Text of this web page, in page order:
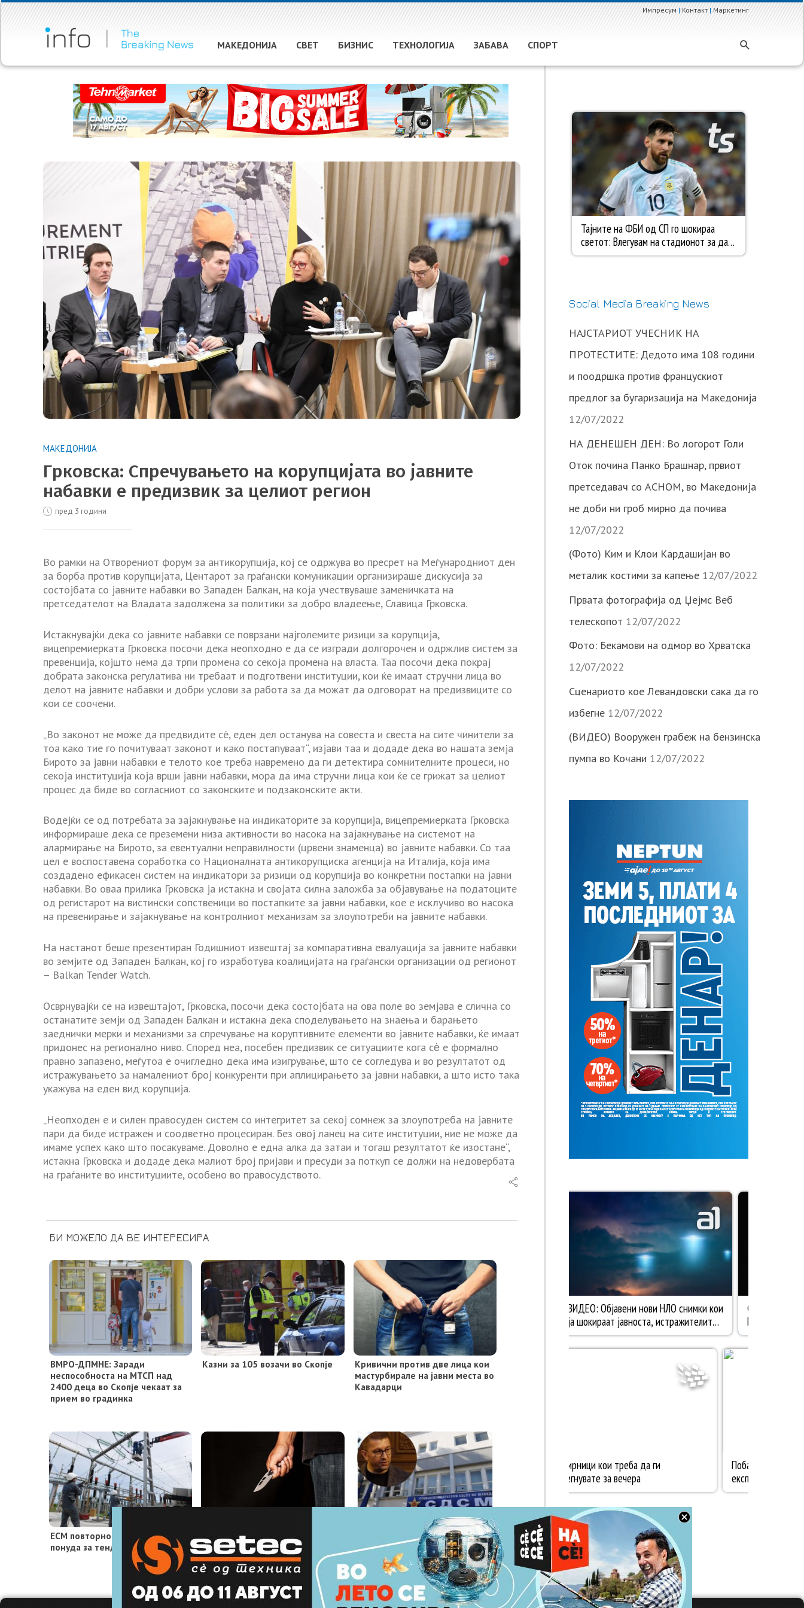
Импресум|Контакт|Маркетинг
МАКЕДОНИЈА СВЕТ БИЗНИС ТЕХНОЛОГИЈА ЗАБАВА СПОРТ
МАКЕДОНИЈА
Грковска: Спречувањето на корупцијата во јавните
набавки е предизвик за целиот регион
пред 3 години
Во рамки на Отворениот форум за антикорупција, кој се одржува во пресрет на Меѓународниот ден
за борба против корупцијата, Центарот за граѓански комуникации организираше дискусија за
состојбата со јавните набавки во Западен Балкан, на која учествуваше заменичката на
претседателот на Владата задолжена за политики за добро владеење, Славица Грковска.
Истакнувајќи дека со јавните набавки се поврзани најголемите ризици за корупција,
вицепремиерката Грковска посочи дека неопходно е да се изгради долгорочен и одржлив систем за
превенција, којшто нема да трпи промена со секоја промена на власта. Таа посочи дека покрај
добрата законска регулатива ни требаат и подготвени институции, кои ќе имаат стручни лица во
делот на јавните набавки и добри услови за работа за да можат да одговорат на предизвиците со
кои се соочени.
„Во законот не може да предвидите сè, еден дел останува на совеста и свеста на сите чинители за
тоа како тие го почитуваат законот и како постапуваат“, изјави таа и додаде дека во нашата земја
Бирото за јавни набавки е телото кое треба навремено да ги детектира сомнителните процеси, но
секоја институција која врши јавни набавки, мора да има стручни лица кои ќе се грижат за целиот
процес да биде во согласниот со законските и подзаконските акти.
Водејќи се од потребата за зајакнување на индикаторите за корупција, вицепремиерката Грковска
информираше дека се преземени низа активности во насока на зајакнување на системот на
алармирање на Бирото, за евентуални неправилности (црвени знаменца) во јавните набавки. Со таа
цел е воспоставена соработка со Националната антикорупциска агенција на Италија, која има
создадено ефикасен систем на индикатори за ризици од корупција во конкретни постапки на јавни
набавки. Во оваа прилика Грковска ја истакна и својата силна заложба за објавување на податоците
од регистарот на вистински сопственици во постапките за јавни набавки, кое е исклучиво во насока
на превенирање и зајакнување на контролниот механизам за злоупотреби на јавните набавки.
На настанот беше презентиран Годишниот извештај за компаративна евалуација за јавните набавки
во земјите од Западен Балкан, кој го изработува коалицијата на граѓански организации од регионот
– Balkan Tender Watch.
Осврнувајќи се на извештајот, Грковска, посочи дека состојбата на ова поле во земјава е слична со
останатите земји од Западен Балкан и истакна дека споделувањето на знаења и барањето
заеднички мерки и механизми за спречување на коруптивните елементи во јавните набавки, ќе имаат
придонес на регионално ниво. Според неа, посебен предизвик се ситуациите кога сѐ е формално
правно запазено, меѓутоа е очигледно дека има изигрување, што се согледува и во резултатот од
истражувањето за намалениот број конкуренти при аплицирањето за јавни набавки, а што исто така
укажува на еден вид корупција.
„Неопходен е и силен правосуден систем со интегритет за секој сомнеж за злоупотреба на јавните
пари да биде истражен и соодветно процесиран. Без овој ланец на сите институции, ние не може да
имаме успех како што посакуваме. Доволно е една алка да затаи и тогаш резултатот ќе изостане“,
истакна Грковска и додаде дека малиот број пријави и пресуди за поткуп се должи на недовербата
на граѓаните во институциите, особено во правосудството.
БИ МОЖЕЛО ДА ВЕ ИНТЕРЕСИРА
ВМРО-ДПМНЕ: Заради
неспособноста на МТСП над
2400 деца во Скопје чекаат за
прием во градинка
Казни за 105 возачи во Скопје
Кривични против две лица кои
мастурбирале на јавни места во
Кавадарци
ЕСМ повторно не достави
понуда за тендерот на ЕВН Хоум
Скопското обвинителство
поведе истрага против
италијански државјанин за
четири разбојништва
СДСМ: Мицкоски треба да знае
дека во изминативе три години
Северна Македонија само
добива
Social Media Breaking News
НАЈСТАРИОТ УЧЕСНИК НА
ПРОТЕСТИТЕ: Дедото има 108 години
и поодршка против францускиот
предлог за бугаризација на Македонија
12/07/2022
НА ДЕНЕШЕН ДЕН: Во логорот Голи
Оток почина Панко Брашнар, првиот
претседавач со АСНОМ, во Македонија
не доби ни гроб мирно да почива
12/07/2022
(Фото) Ким и Клои Кардашијан во
металик костими за капење 12/07/2022
Првата фотографија од Џејмс Веб
телескопот 12/07/2022
Фото: Бекамови на одмор во Хрватска
12/07/2022
Сценариото кое Левандовски сака да го
избегне 12/07/2022
(ВИДЕО) Вооружен грабеж на бензинска
пумпа во Кочани 12/07/2022